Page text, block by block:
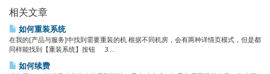
相关文章
如何重装系统
在我的[产品与服务]中找到需要重装的机 根据不同机房，会有两种详情页模式，但是都
同样能找到【重装系统】按钮 3....
如何续费